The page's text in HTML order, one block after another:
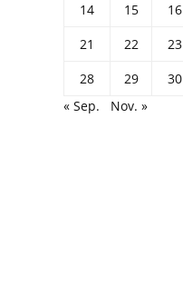
14
15 16
21
22 23
28
29 30
« Sep.
Nov. »